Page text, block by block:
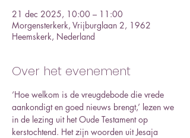
21 dec 2025, 10:00 – 11:00
Morgensterkerk, Vrijburglaan 2, 1962
Heemskerk, Nederland
Over het evenement
‘Hoe welkom is de vreugdebode die vrede
aankondigt en goed nieuws brengt,’ lezen we
in de lezing uit het Oude Testament op
kerstochtend. Het zijn woorden uit Jesaja